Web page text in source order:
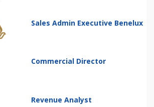
Sales Admin Executive Benelux
Commercial Director
Revenue Analyst